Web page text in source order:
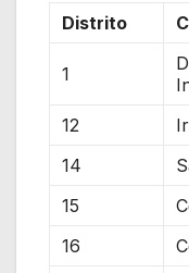
Distrito
1
12
14
15
16